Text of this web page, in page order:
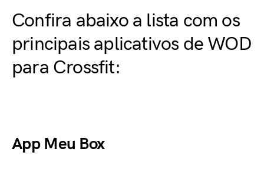
Confira abaixo a lista com os
principais aplicativos de WOD
para Crossfit:
App Meu Box